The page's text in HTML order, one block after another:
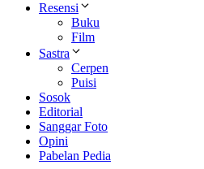
Resensi
Buku
Film
Sastra
Cerpen
Puisi
Sosok
Editorial
Sanggar Foto
Opini
Pabelan Pedia